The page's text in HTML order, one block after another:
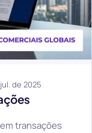
de 2025
transações